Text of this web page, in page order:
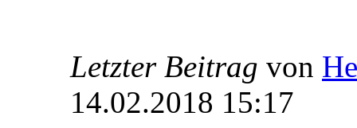
Letzter Beitrag von
14.02.2018 15:17